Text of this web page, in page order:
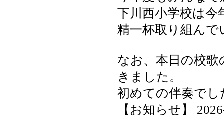
下川西小学校は今
精一杯取り組んで
なお、本日の校
きました。
初めての伴奏で
【お知らせ】